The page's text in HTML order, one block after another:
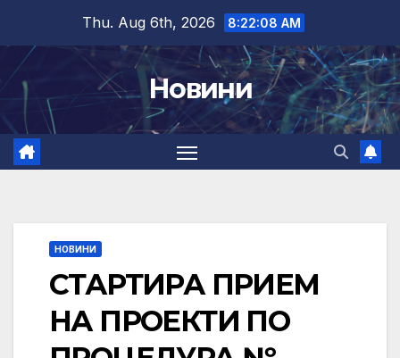
content
Thu. Aug 6th, 2026 8:22:09 AM
Новини
НОВИНИ
СТАРТИРА ПРИЕМ
НА ПРОЕКТИ ПО